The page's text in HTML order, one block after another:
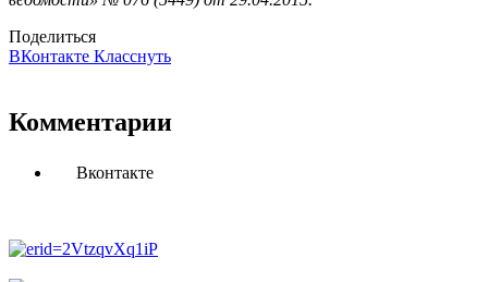
Поделиться
ВКонтакте Класснуть
Комментарии
Вконтакте